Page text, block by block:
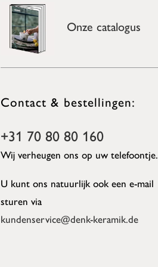
Onze catalogus
Contact & bestellingen:
+31 70 80 80 160
Wij verheugen ons op uw telefoontje.
U kunt ons natuurlijk ook een e-mail
sturen via
kundenservice@denk-keramik.de